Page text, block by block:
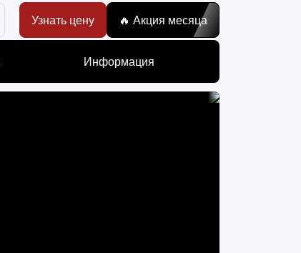
Узнать цену 🔥 Акция месяца
Информация